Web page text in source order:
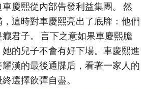
慶熙從內部告發利益集團。 然
這時對車慶熙亮出了底牌：他們
君子。 言下之意如果車慶熙膽
的兒子不會有好下場。車慶熙進
漢的最後通牒后，看著一家人的
選擇飲彈自盡。